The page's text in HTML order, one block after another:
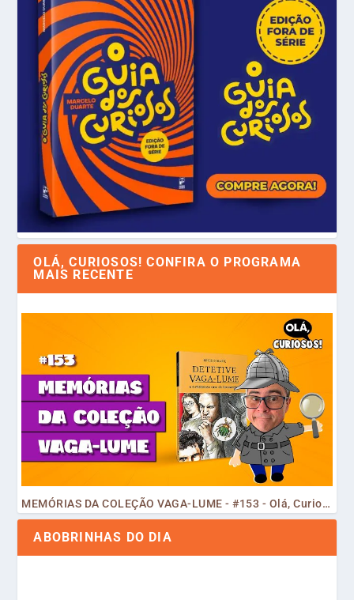
OLÁ, CURIOSOS! CONFIRA O PROGRAMA
MAIS RECENTE
MEMÓRIAS DA COLEÇÃO VAGA-LUME - #153 - Olá, Curiosos! 2023
ABOBRINHAS DO DIA